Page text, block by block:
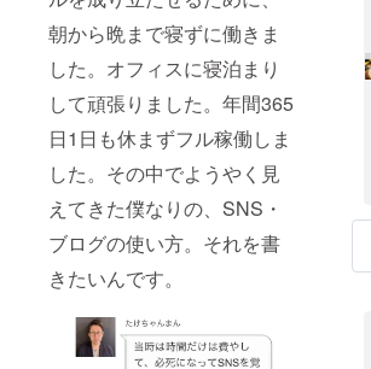
朝から晩まで寝ずに働きま
した。オフィスに寝泊まり
して頑張りました。年間365
日1日も休まずフル稼働しま
した。その中でようやく見
えてきた僕なりの、SNS・
ブログの使い方。それを書
きたいんです。